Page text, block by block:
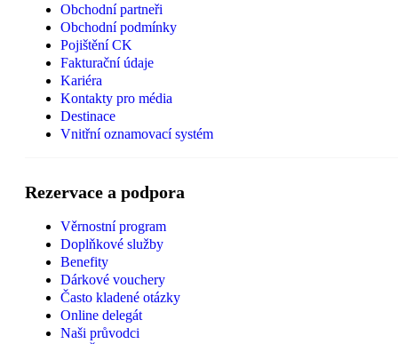
Obchodní partneři
Obchodní podmínky
Pojištění CK
Fakturační údaje
Kariéra
Kontakty pro média
Destinace
Vnitřní oznamovací systém
Rezervace a podpora
Věrnostní program
Doplňkové služby
Benefity
Dárkové vouchery
Často kladené otázky
Online delegát
Naši průvodci